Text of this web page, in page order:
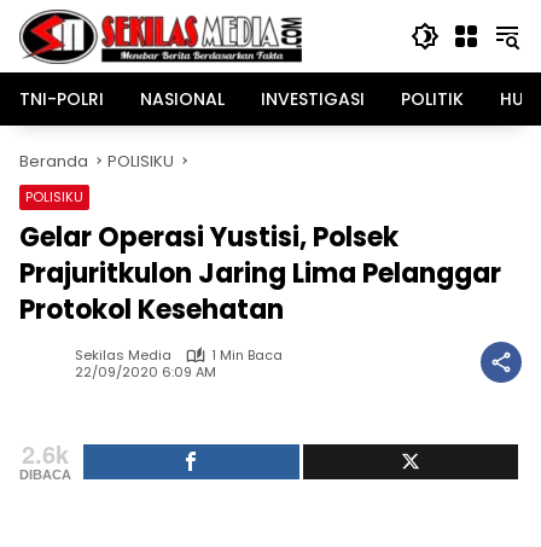
Langsung
konten
TNI-POLRI
NASIONAL INVESTIGASI POLITIK
Beranda POLISIKU
POLISIKU
Gelar Operasi Yustisi, Polsek
Prajuritkulon Jaring Lima Pelanggar
Protokol Kesehatan
Sekilas Media
1 Min Baca
22/09/2020 6:09 AM
2.6k
DIBACA